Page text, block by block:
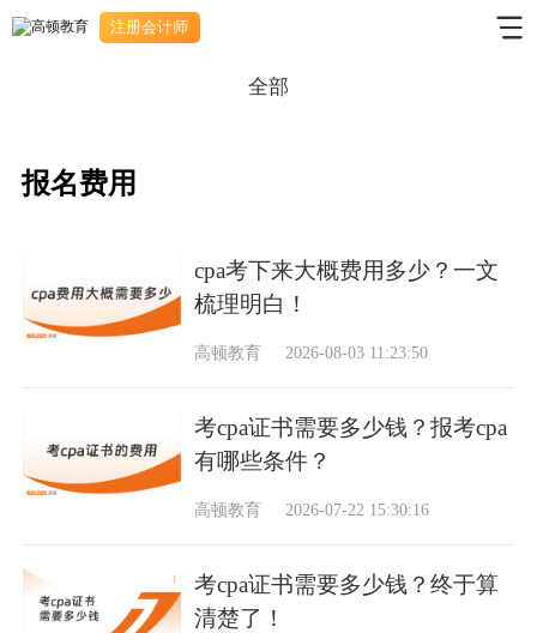
注册会计师
全部
报名费用
cpa考下来大概费用多少？一文
梳理明白！
高顿教育 2026-08-03 11:23:50
考cpa证书需要多少钱？报考cpa
有哪些条件？
高顿教育 2026-07-22 15:30:16
考cpa证书需要多少钱？终于算
清楚了！